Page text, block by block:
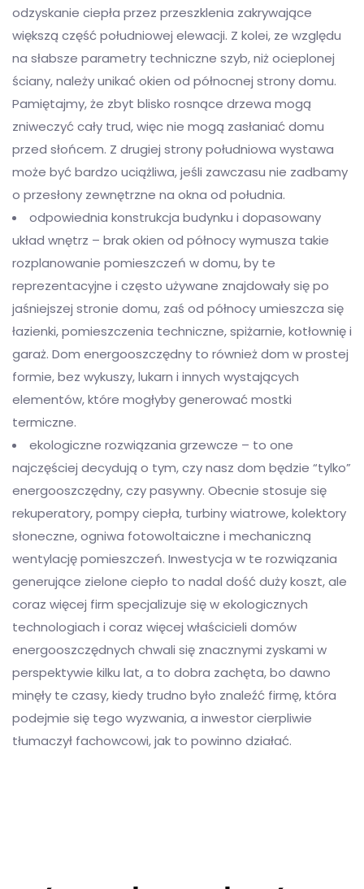
odzyskanie ciepła przez przeszklenia zakrywające
większą część południowej elewacji. Z kolei, ze względu
na słabsze parametry techniczne szyb, niż ocieplonej
ściany, należy unikać okien od północnej strony domu.
Pamiętajmy, że zbyt blisko rosnące drzewa mogą
zniweczyć cały trud, więc nie mogą zasłaniać domu
przed słońcem. Z drugiej strony południowa wystawa
może być bardzo uciążliwa, jeśli zawczasu nie zadbamy
o przesłony zewnętrzne na okna od południa.
odpowiednia konstrukcja budynku i dopasowany
układ wnętrz – brak okien od północy wymusza takie
rozplanowanie pomieszczeń w domu, by te
reprezentacyjne i często używane znajdowały się po
jaśniejszej stronie domu, zaś od północy umieszcza się
łazienki, pomieszczenia techniczne, spiżarnie, kotłownię i
garaż. Dom energooszczędny to również dom w prostej
formie, bez wykuszy, lukarn i innych wystających
elementów, które mogłyby generować mostki
termiczne.
ekologiczne rozwiązania grzewcze – to one
najczęściej decydują o tym, czy nasz dom będzie “tylko”
energooszczędny, czy pasywny. Obecnie stosuje się
rekuperatory, pompy ciepła, turbiny wiatrowe, kolektory
słoneczne, ogniwa fotowoltaiczne i mechaniczną
wentylację pomieszczeń. Inwestycja w te rozwiązania
generujące zielone ciepło to nadal dość duży koszt, ale
coraz więcej firm specjalizuje się w ekologicznych
technologiach i coraz więcej właścicieli domów
energooszczędnych chwali się znacznymi zyskami w
perspektywie kilku lat, a to dobra zachęta, bo dawno
minęły te czasy, kiedy trudno było znaleźć firmę, która
podejmie się tego wyzwania, a inwestor cierpliwie
tłumaczył fachowcowi, jak to powinno działać.